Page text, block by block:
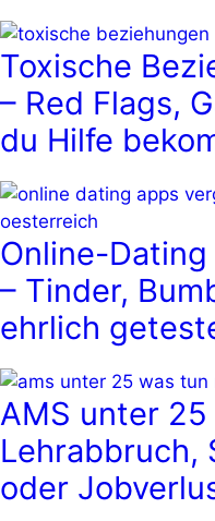
Toxische
– Red Flags,
du Hilfe
Online-
– Tinder,
ehrlich
AMS unter
Lehrabbruch,
oder